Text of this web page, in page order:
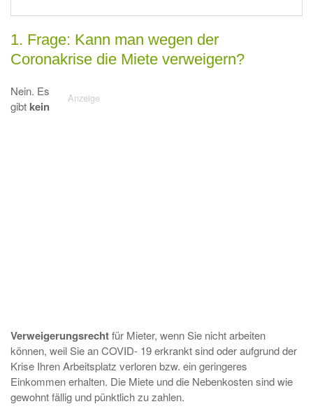
1. Frage: Kann man wegen der
Coronakrise die Miete verweigern?
Nein. Es
gibt kein
Verweigerungsrechtfür Mieter, wenn Sie nicht arbeiten
können, weil Sie an COVID- 19 erkrankt sind oder aufgrund der
Krise Ihren Arbeitsplatz verloren bzw. ein geringeres
Einkommen erhalten. Die Miete und die Nebenkosten sind wie
gewohnt fällig und pünktlich zu zahlen.